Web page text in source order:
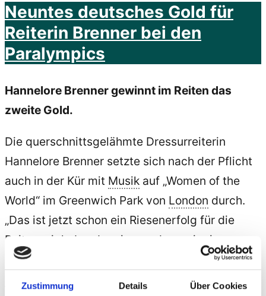
Zustimmung Details Über Cookies
Neuntes deutsches Gold für
Reiterin Brenner bei den
Paralympics
Hannelore Brenner gewinnt im Reiten das
zweite Gold.
Die querschnittsgelähmte Dressurreiterin
Hannelore Brenner setzte sich nach der Pflicht
auch in der Kür mit Musik auf „Women of the
World“ im Greenwich Park von London durch.
„Das ist jetzt schon ein Riesenerfolg für die
Reiter, wir haben bewiesen, dass wir eine
Pferdesportnation sind“, freut sich Karl Quade,
de Mission der deutschen Mannschaft, am